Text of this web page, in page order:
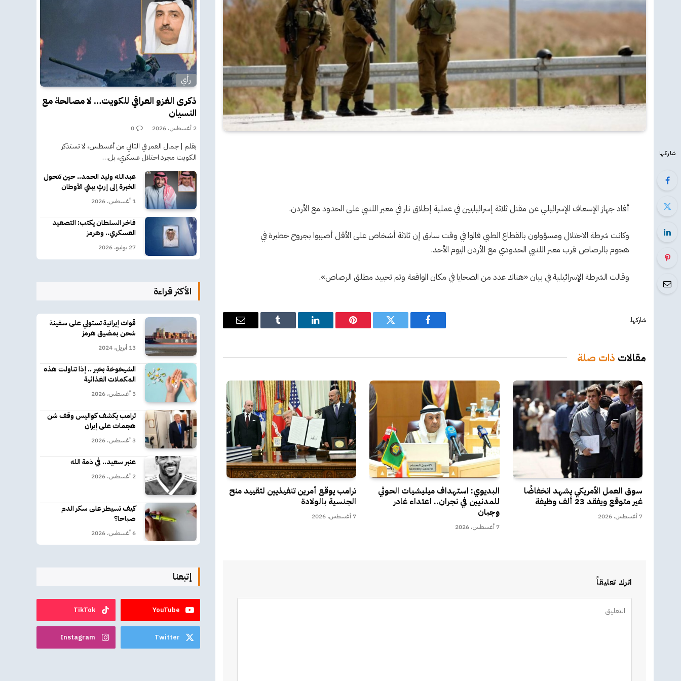
شاركها
أفاد جهاز الإسعاف الإسرائيلي عن مقتل ثلاثة إسرائيليين في عملية إطلاق نار في معبر اللنبي على الحدود مع الأردن.
وكانت شرطة الاحتلال ومسؤولون بالقطاع الطبي قالوا في وقت سابق إن ثلاثة أشخاص على الأقل أصيبوا بجروح خطيرة في
هجوم بالرصاص قرب معبر اللنبي الحدودي مع الأردن اليوم الأحد.
وقالت الشرطة الإسرائيلية في بيان «هناك عدد من الضحايا في مكان الواقعة وتم تحييد مطلق الرصاص».
شاركها.
فيسبوك تويتر بينتيريستلينكدإن Tumblr
البريد
مقالات ذات صلة
سوق العمل الأمريكي يشهد انخفاضًا
غير متوقع ويفقد 23 ألف وظيفة
7 أغسطس، 2026
البديوي: استهداف ميليشيات الحوثي
للمدنيين في نجران.. اعتداء غادر
وجبان
7 أغسطس، 2026
ترامب يوقع أمرين تنفيذيين لتقييد منح
الجنسية بالولادة
7 أغسطس، 2026
اترك تعليقاً
رأي
ذكرى الغزو العراقي للكويت… لا مصالحة مع
النسيان
2 أغسطس، 2026 0
بقلم | جمال العمر في الثاني من أغسطس، لا تستذكر
الكويت مجرد احتلال عسكري، بل…
عبدالله وليد الحمد.. حين تتحول
الخبرة إلى إرثٍ يبني الأوطان
1 أغسطس، 2026
فاخر السلطان يكتب: التصعيد
العسكري.. وهرمز
27 يوليو، 2026
الأكثر قراءة
قوات إيرانية تستولي على سفينة
شحن بمضيق هرمز
13 أبريل، 2024
الشيخوخة بخير .. إذا تناولت هذه
المكملات الغذائية
5 أغسطس، 2026
ترامب يكشف كواليس وقف شن
هجمات على إيران
3 أغسطس، 2026
عنبر سعيد.. في ذمة الله
2 أغسطس، 2026
كيف تسيطر على سكر الدم
صباحا؟
6 أغسطس، 2026
إتبعنا
YouTube
TikTok
Twitter
Instagram